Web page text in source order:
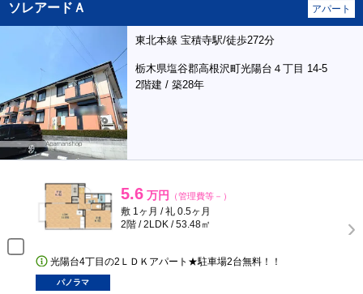
ソレアードＡ アパート
東北本線 宝積寺駅/徒歩272分
栃木県塩谷郡高根沢町光陽台４丁目 14-5
2階建 / 築28年
5.6 万円 （管理費等－）
敷 1ヶ月 / 礼 0.5ヶ月
2階 / 2LDK / 53.48㎡
光陽台4丁目の2ＬＤＫアパート★駐車場2台無料！！
パノラマ